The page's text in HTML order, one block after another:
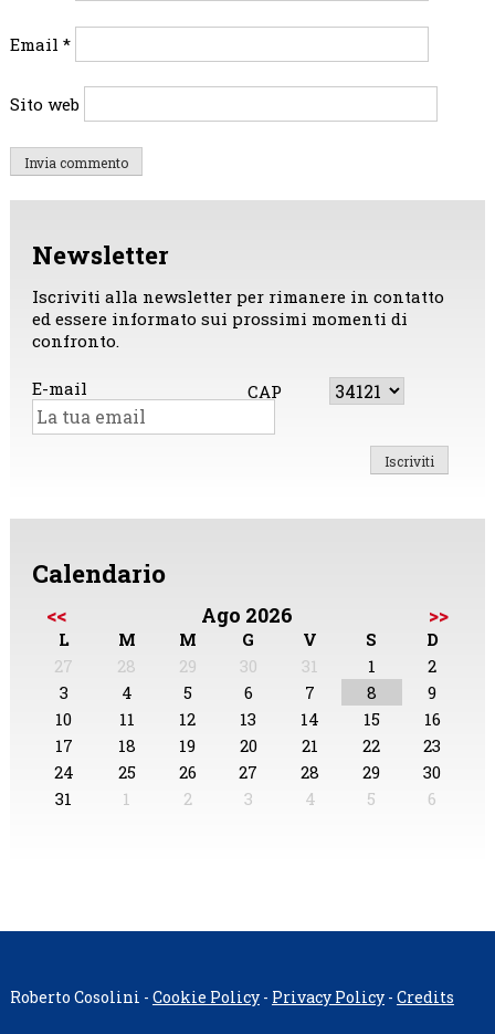
Email *
Sito web
Newsletter
Iscriviti alla newsletter per rimanere in contatto
ed essere informato sui prossimi momenti di
confronto.
E-mail CAP
Calendario
<< Ago 2026 >>
L M M G V S
D
27
28 29 30 31 1
2
3
4 5 6 7 8
9
10
11 12 13 14 15
16
17
18 19 20 21 22
23
24
25 26 27 28 29
30
31
1 2 3 4 5 6
Roberto Cosolini - Cookie Policy- Privacy Policy- Credits